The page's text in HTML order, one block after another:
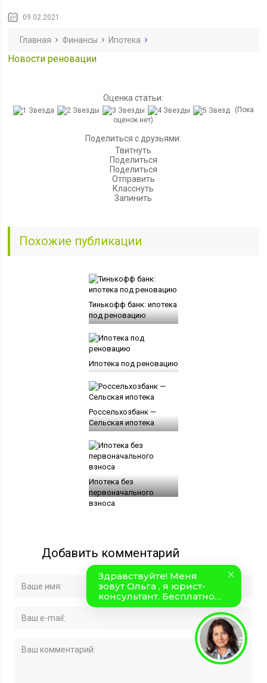
09.02.2021
Главная Финансы Ипотека
Новости реновации
Оценка статьи:
(Пока
оценок нет)
Поделиться с друзьями:
Твитнуть
Поделиться
Поделиться
Отправить
Класснуть
Запинить
Похожие публикации
Тинькофф банк: ипотека
под реновацию
Ипотека под реновацию
Россельхозбанк —
Сельская ипотека
Ипотека без
первоначального
взноса
Добавить комментарий